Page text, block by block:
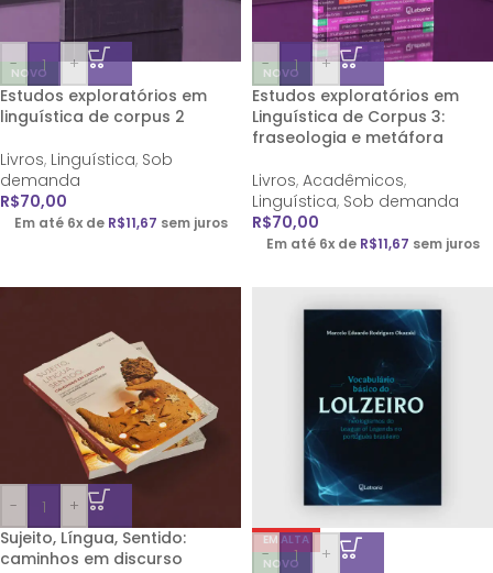
NOVO
-
+
Estudos exploratórios em
linguística de corpus 2
Livros, Linguística, Sob
demanda
R$70,00
Em até 6x de R$11,67 sem juros
NOVO
-
+
Estudos exploratórios em
Linguística de Corpus 3:
fraseologia e metáfora
Livros, Acadêmicos,
Linguística, Sob demanda
R$70,00
Em até 6x de R$11,67 sem juros
-
+
Sujeito, Língua, Sentido:
caminhos em discurso
EM ALTA
NOVO
-
+